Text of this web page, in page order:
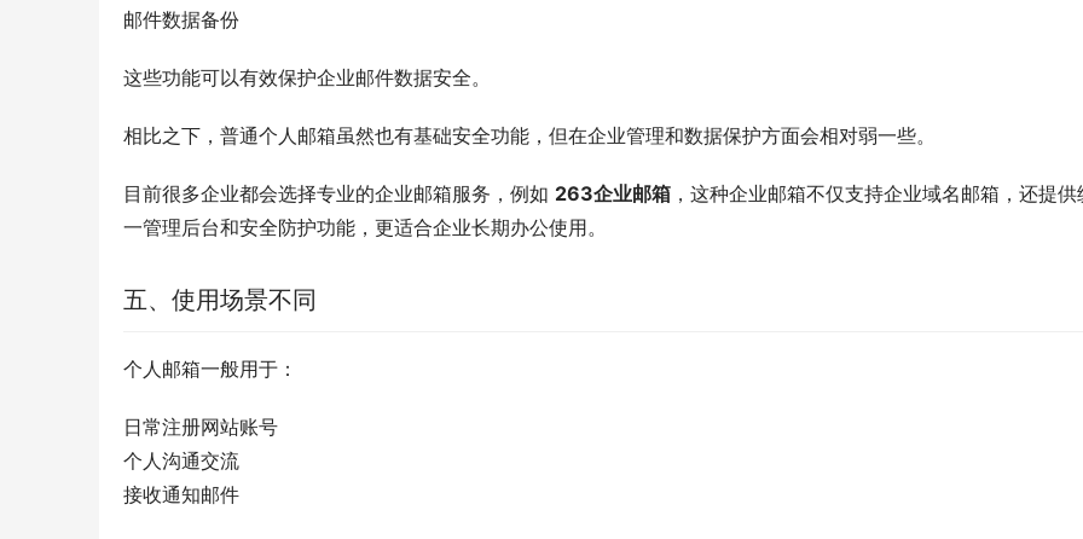
邮件数据备份
这些功能可以有效保护企业邮件数据安全。
相比之下，普通个人邮箱虽然也有基础安全功能，但在企业管理和数据保护方面会相对弱一些。
目前很多企业都会选择专业的企业邮箱服务，例如 263企业邮箱 ，这种企业邮箱不仅支持企业域名邮箱，还提供
一管理后台和安全防护功能，更适合企业长期办公使用。
五、使用场景不同
个人邮箱一般用于：
日常注册网站账号
个人沟通交流
接收通知邮件